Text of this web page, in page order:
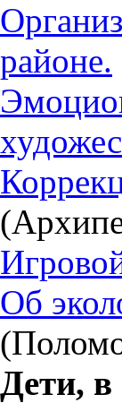
районе.
Об
Дети, в